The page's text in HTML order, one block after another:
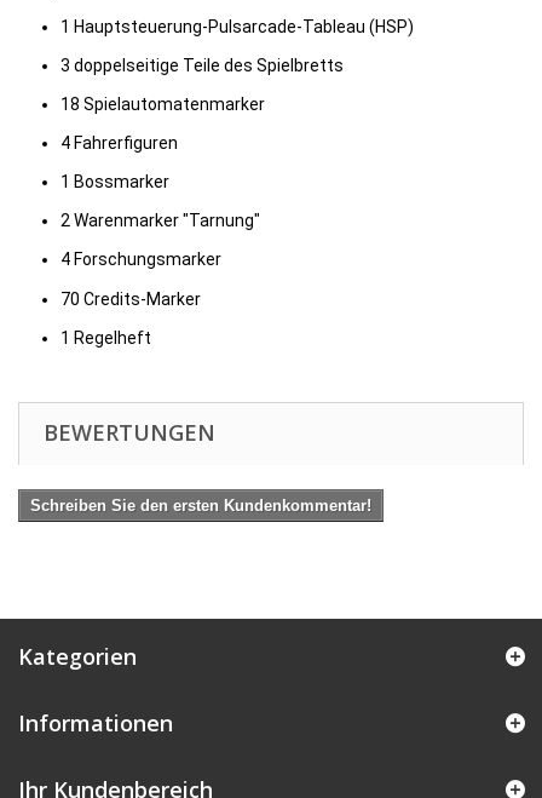
1 Hauptsteuerung-Pulsarcade-Tableau (HSP)
3 doppelseitige Teile des Spielbretts
18 Spielautomatenmarker
4 Fahrerfiguren
1 Bossmarker
2 Warenmarker "Tarnung"
4 Forschungsmarker
70 Credits-Marker
1 Regelheft
BEWERTUNGEN
Schreiben Sie den ersten Kundenkommentar!
Kategorien
Informationen
Ihr Kundenbereich